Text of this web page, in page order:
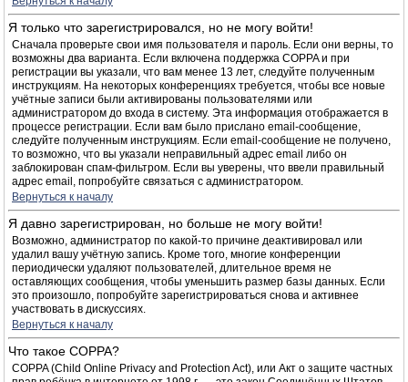
Я только что зарегистрировался, но не могу войти!
Сначала проверьте свои имя пользователя и пароль. Если они верны, то
возможны два варианта. Если включена поддержка COPPA и при
регистрации вы указали, что вам менее 13 лет, следуйте полученным
инструкциям. На некоторых конференциях требуется, чтобы все новые
учётные записи были активированы пользователями или
администратором до входа в систему. Эта информация отображается в
процессе регистрации. Если вам было прислано email-сообщение,
следуйте полученным инструкциям. Если email-сообщение не получено,
то возможно, что вы указали неправильный адрес email либо он
заблокирован спам-фильтром. Если вы уверены, что ввели правильный
адрес email, попробуйте связаться с администратором.
Вернуться к началу
Я давно зарегистрирован, но больше не могу войти!
Возможно, администратор по какой-то причине деактивировал или
удалил вашу учётную запись. Кроме того, многие конференции
периодически удаляют пользователей, длительное время не
оставляющих сообщения, чтобы уменьшить размер базы данных. Если
это произошло, попробуйте зарегистрироваться снова и активнее
участвовать в дискуссиях.
Вернуться к началу
Что такое COPPA?
COPPA (Child Online Privacy and Protection Act), или Акт о защите частных